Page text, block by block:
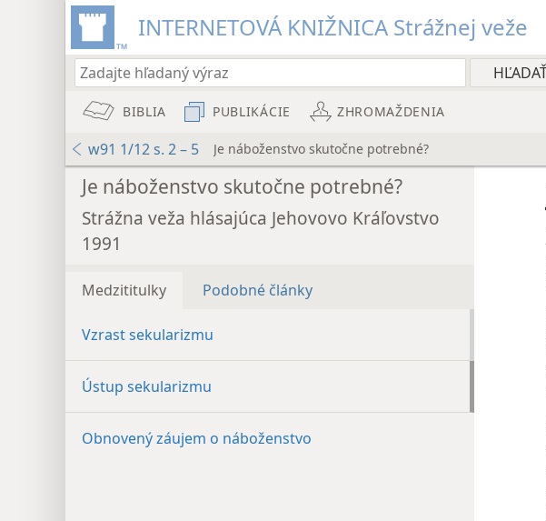
INTERNETOVÁ KNIŽNICA Strážnej veže
BIBLIA PUBLIKÁCIE ZHROMAŽDENIA
w91 1/12 s. 2 – 5 Je náboženstvo skutočne potrebné?
Je náboženstvo skutočne potrebné?
Strážna veža hlásajúca Jehovovo Kráľovstvo
1991
Medzititulky Podobné články
Vzrast sekularizmu
Ústup sekularizmu
Obnovený záujem o náboženstvo